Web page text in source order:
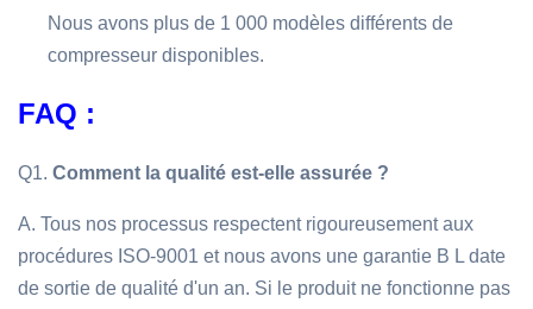
Nous avons plus de 1 000 modèles différents de
compresseur disponibles.
FAQ :
Q1. Comment la qualité est-elle assurée ?
A. Tous nos processus respectent rigoureusement aux
procédures ISO-9001 et nous avons une garantie B L date
de sortie de qualité d'un an. Si le produit ne fonctionne pas